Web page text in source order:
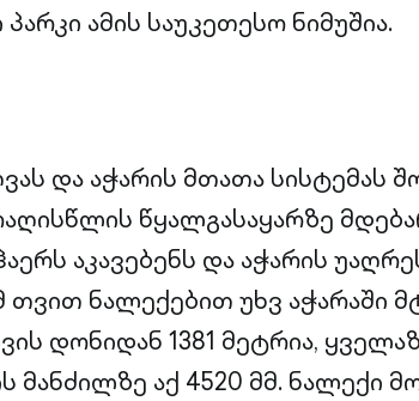
ამის საუკეთესო ნიმუშია.
და აჭარის მთათა სისტემას
წყალგასაყარზე
აკავებენს და აჭარის
თვით ნალექებით უხვ აჭარაში
დონიდან 1381 მეტრია,
აქ 4520 მმ. ნალექი